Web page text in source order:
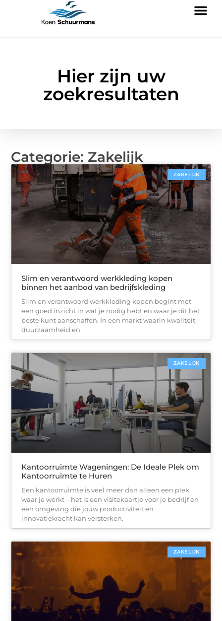
Hier zijn uw
zoekresultaten
Categorie: Zakelijk
ZAKELIJK
Slim en verantwoord werkkleding kopen
binnen het aanbod van bedrijfskleding
Slim en verantwoord werkkleding kopen begint met
een goed inzicht in wat je nodig hebt en waar je dit het
beste kunt aanschaffen. In een markt waarin kwaliteit,
duurzaamheid en
ZAKELIJK
Kantoorruimte Wageningen: De Ideale Plek om
Kantoorruimte te Huren
Een kantoorruimte is veel meer dan alleen een plek
waar je werkt – het is een visitekaartje voor je bedrijf en
een omgeving die jouw productiviteit en
innovatiekracht kan versterken.
ZAKELIJK